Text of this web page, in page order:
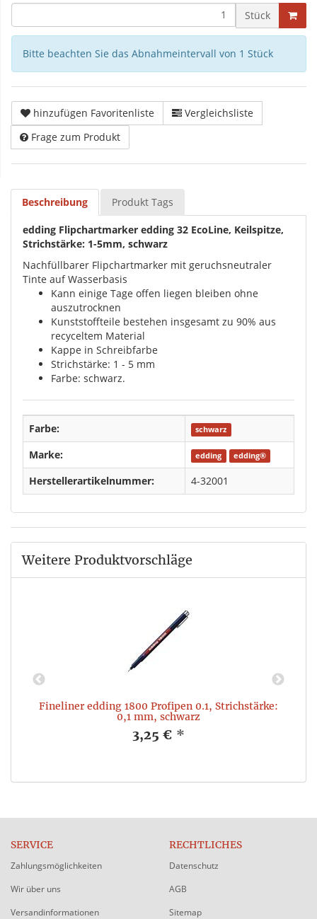
Stück
Bitte beachten Sie das Abnahmeintervall von 1 Stück
hinzufügen Favoritenliste
Vergleichsliste
Frage zum Produkt
Beschreibung Produkt Tags
edding Flipchartmarker edding 32 EcoLine, Keilspitze,
Strichstärke: 1-5mm, schwarz
Nachfüllbarer Flipchartmarker mit geruchsneutraler
Tinte auf Wasserbasis
Kann einige Tage offen liegen bleiben ohne
auszutrocknen
Kunststoffteile bestehen insgesamt zu 90% aus
recyceltem Material
Kappe in Schreibfarbe
Strichstärke: 1 - 5 mm
Farbe: schwarz.
Farbe: schwarz
Marke: edding edding®
Herstellerartikelnummer: 4-32001
Weitere Produktvorschläge
Fineliner edding 1800 Profipen 0.1, Strichstärke:
0,1 mm, schwarz
3,25 € *
SERVICE
Zahlungsmöglichkeiten
Wir über uns
Versandinformationen
RECHTLICHES
Datenschutz
AGB
Sitemap